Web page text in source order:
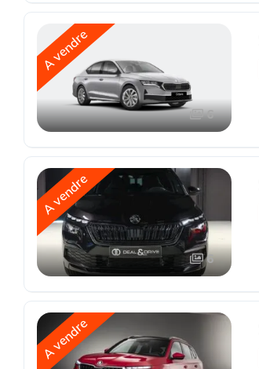
A vendre
6
A vendre
6
A vendre